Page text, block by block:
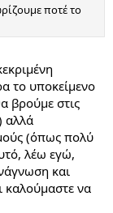
ποτέ το
το υποκείμενο
βρούμε στις
αλλά
(όπως πολύ
λέω εγώ,
και
καλούμαστε να